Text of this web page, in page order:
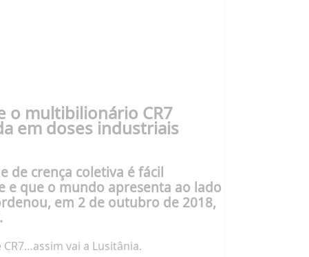
o multibilionário CR7
em doses industriais
de crença coletiva é fácil
e que o mundo apresenta ao lado
em 2 de outubro de 2018,
vai a Lusitânia.